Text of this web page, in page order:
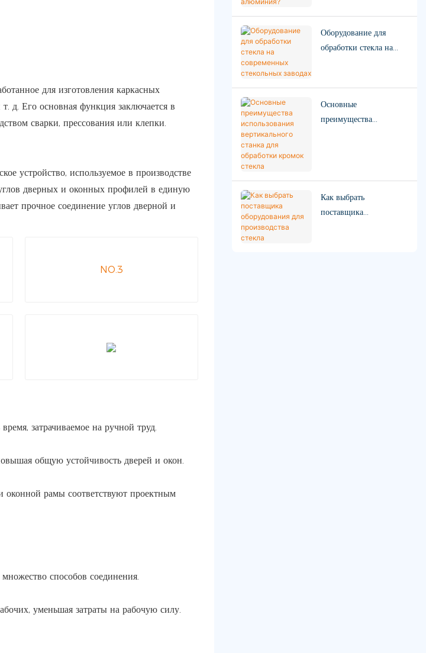
для изготовления каркасных
д. Его основная функция заключается в
сварки, прессования или клепки.
устройство, используемое в производстве
дверных и оконных профилей в единую
прочное соединение углов дверной и
NO.3
затрачиваемое на ручной труд.
общую устойчивость дверей и окон.
рамы соответствуют проектным
способов соединения.
уменьшая затраты на рабочую силу.
Оборудование для
обработки стекла на
Основные
преимущества
Как выбрать
поставщика